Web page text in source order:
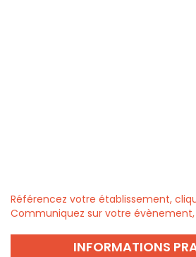
Référencez votre établissement,
Communiquez sur votre évènement,
INFORMATIONS